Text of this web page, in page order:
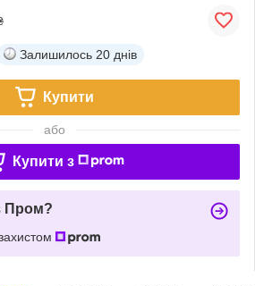
Залишилось 20 днів
Купити
або
Купити з
Пром?